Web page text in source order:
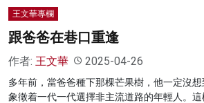
王文華專欄
跟爸爸在巷口重逢
作者: 王文華 2025-04-26
多年前，當爸爸種下那棵芒果樹，他一定沒
象徵着一代一代選擇非主流道路的年輕人。